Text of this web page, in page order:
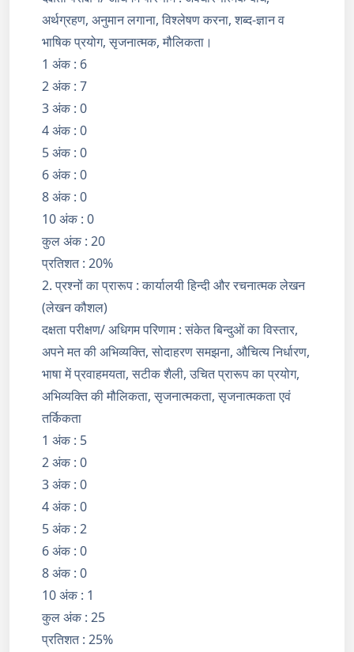
अर्थग्रहण, अनुमान लगाना, विश्लेषण करना, शब्द-ज्ञान व
भाषिक प्रयोग, सृजनात्मक, मौलिकता।
1 अंक : 6
2 अंक : 7
3 अंक : 0
4 अंक : 0
5 अंक : 0
6 अंक : 0
8 अंक : 0
10 अंक : 0
कुल अंक : 20
प्रतिशत : 20%
2. प्रश्नों का प्रारूप : कार्यालयी हिन्दी और रचनात्मक लेखन
(लेखन कौशल)
दक्षता परीक्षण/ अधिगम परिणाम : संकेत बिन्दुओं का विस्तार,
अपने मत की अभिव्यक्ति, सोदाहरण समझना, औचित्य निर्धारण,
भाषा में प्रवाहमयता, सटीक शैली, उचित प्रारूप का प्रयोग,
अभिव्यक्ति की मौलिकता, सृजनात्मकता, सृजनात्मकता एवं
तर्किकता
1 अंक : 5
2 अंक : 0
3 अंक : 0
4 अंक : 0
5 अंक : 2
6 अंक : 0
8 अंक : 0
10 अंक : 1
कुल अंक : 25
प्रतिशत : 25%